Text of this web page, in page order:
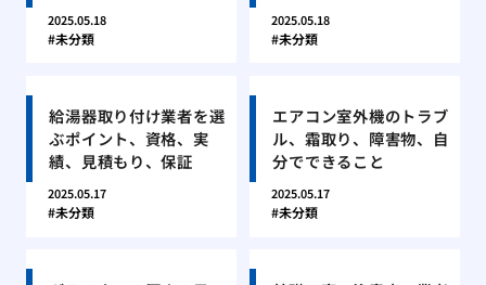
2025.05.18
未分類
2025.05.18
未分類
給湯器取り付け業者を選
ぶポイント、資格、実
績、見積もり、保証
2025.05.17
未分類
エアコン室外機のトラブ
ル、霜取り、障害物、自
分でできること
2025.05.17
未分類